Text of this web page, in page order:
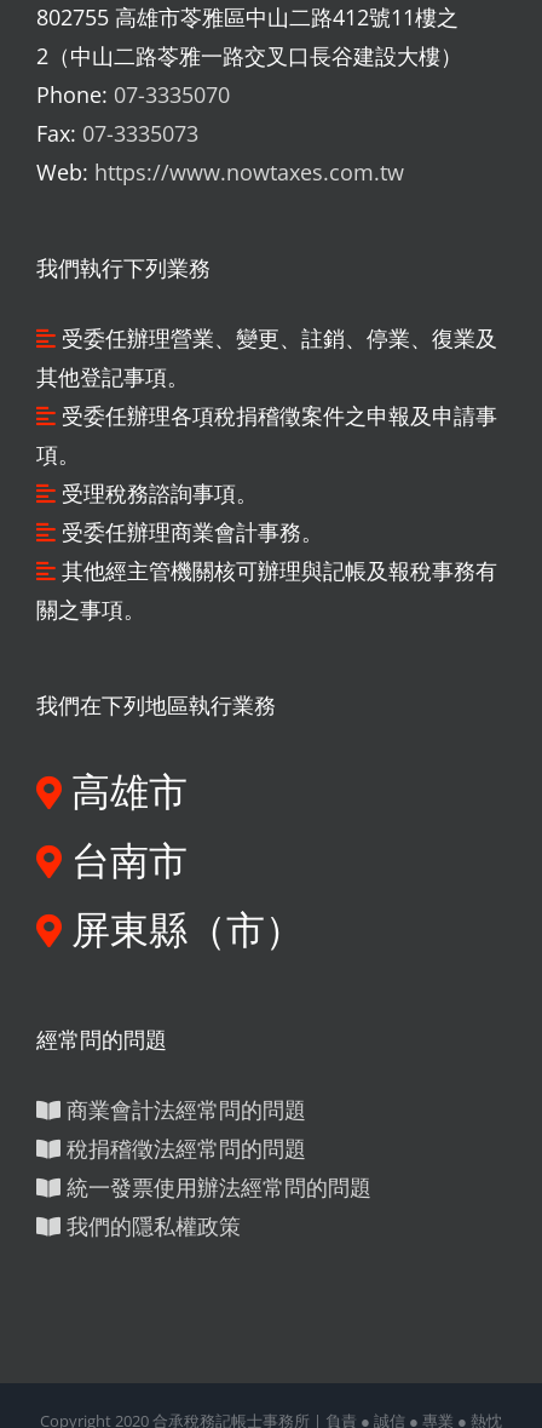
802755 高雄市苓雅區中山二路412號11樓之
2（中山二路苓雅一路交叉口長谷建設大樓）
Phone: 07-3335070
Fax: 07-3335073
Web: https://www.nowtaxes.com.tw
我們執行下列業務
受委任辦理營業、變更、註銷、停業、復業及
其他登記事項。
受委任辦理各項稅捐稽徵案件之申報及申請事
項。
受理稅務諮詢事項。
受委任辦理商業會計事務。
其他經主管機關核可辦理與記帳及報稅事務有
關之事項。
我們在下列地區執行業務
高雄市
台南市
屏東縣（市）
經常問的問題
商業會計法經常問的問題
稅捐稽徵法經常問的問題
統一發票使用辦法經常問的問題
我們的隱私權政策
Copyright 2020 合承稅務記帳士事務所 | 負責 ● 誠信 ● 專業 ● 熱忱